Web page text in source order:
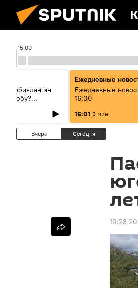
15:00
тарбияланган
болобу?
Ежедневные
Ежедневные
16:00
16:01 3 мин
Вчера Сегодня
10:23